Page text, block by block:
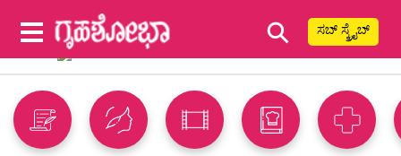
⚲ ಸಬ್ ಸ್ಕ್ರೈಬ್